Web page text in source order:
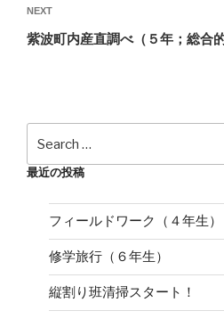
ビ
ゲ
Next
Post
NEXT
紫波町内産直調べ（５年；総合
for:
最近の投稿
フィールドワーク（４年生）
修学旅行（６年生）
縦割り班清掃スタート！